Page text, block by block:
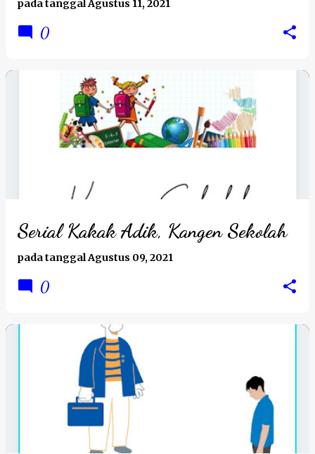
pada tanggalAgustus 11, 2021
0
Serial Kakak Adik, Kangen Sekolah
pada tanggalAgustus 09, 2021
0